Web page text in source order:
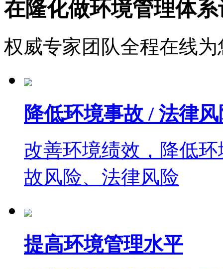
在隆化做环境管理体
权威专家团队全程在线
降低环境事故 / 法律
改善环境绩效，降低环
故风险、法律风险
提高环境管理水平